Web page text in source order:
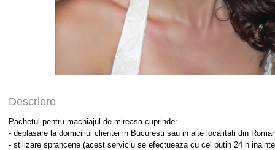
Descriere
Pachetul pentru machiajul de mireasa cuprinde:
- deplasare la domiciliul clientei in Bucuresti sau in alte localitati din
- stilizare sprancene (acest serviciu se efectueaza cu cel putin 24 h